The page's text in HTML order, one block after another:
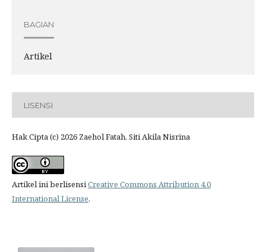
BAGIAN
Artikel
LISENSI
Hak Cipta (c) 2026 Zaehol Fatah, Siti Akila Nisrina
Artikel ini berlisensiCreative Commons Attribution 4.0
International License.